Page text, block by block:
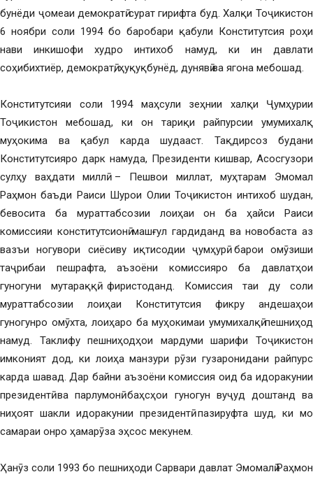
бунёди ҷомеаи демократӣ сурат гирифта буд. Халқи Тоҷикистон
6 ноябри соли 1994 бо баробари қабули Конститутсия роҳи
нави инкишофи худро интихоб намуд, ки ин давлати
соҳибихтиёр, демократӣ, ҳуқуқбунёд, дунявӣ ва ягона мебошад.
Конститутсияи соли 1994 маҳсули зеҳнии халқи Ҷумҳурии
Тоҷикистон мебошад, ки он тариқи райпурсии умумихалқӣ
муҳокима ва қабул карда шудааст. Тақдирсоз будани
Конститутсияро дарк намуда, Президенти кишвар, Асосгузори
сулҳу ваҳдати миллӣ – Пешвои миллат, муҳтарам Эмомалӣ
Раҳмон баъди Раиси Шурои Олии Тоҷикистон интихоб шудан,
бевосита ба мураттабсозии лоиҳаи он ба ҳайси Раиси
комиссияи конститутсионӣ машғул гардиданд ва новобаста аз
вазъи ногувори сиёсиву иқтисодии ҷумҳурӣ барои омӯзиши
таҷрибаи пешрафта, аъзоёни комиссияро ба давлатҳои
гуногуни мутараққӣ фиристоданд. Комиссия таи ду соли
мураттабсозии лоиҳаи Конститутсия фикру андешаҳои
гуногунро омӯхта, лоиҳаро ба муҳокимаи умумихалқӣ пешниҳод
намуд. Таклифу пешниҳодҳои мардуми шарифи Тоҷикистон
имконият дод, ки лоиҳа манзури рӯзи гузаронидани райпурсӣ
карда шавад. Дар байни аъзоёни комиссия оид ба идоракунии
президентӣ ва парлумонӣ баҳсҳои гуногун вуҷуд доштанд ва
ниҳоят шакли идоракунии президентӣ пазируфта шуд, ки мо
самараи онро ҳамарӯза эҳсос мекунем.
Ҳанӯз соли 1993 бо пешниҳоди Сарвари давлат Эмомалӣ Раҳмон